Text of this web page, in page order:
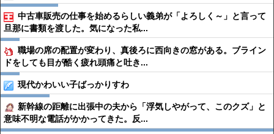
中古車販売の仕事を始めるらしい義弟が「よろしく～」と言って
旦那に書類を渡した。気になった私...
職場の席の配置が変わり、真後ろに西向きの窓がある。ブライン
ドをしても目が酷く疲れ頭痛と吐き...
現代かわいい子ばっかりすわ
新幹線の距離に出張中の夫から「浮気しやがって、このクズ」と
意味不明な電話がかかってきた。反...